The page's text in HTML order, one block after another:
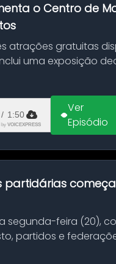
o Centro de
atrações gratuitas
uma exposição
/ 1:50
by VOICEXPRESS
Ver
Episódio
partidárias
segunda-feira (20),
partidos e